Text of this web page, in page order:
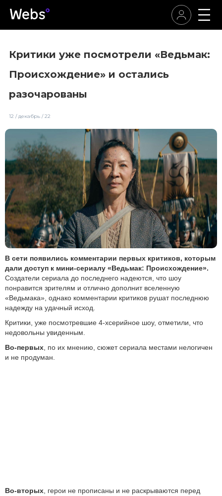
Критики уже посмотрели «Ведьмак:
Происхождение» и остались
разочарованы
12 / декабрь / 22
В сети появились комментарии первых критиков, которым
дали доступ к мини-сериалу «Ведьмак: Происхождение».
Создатели сериала до последнего надеются, что шоу
понравится зрителям и отлично дополнит вселенную
«Ведьмака», однако комментарии критиков рушат последнюю
надежду на удачный исход.
Критики, уже посмотревшие 4-хсерийное шоу, отметили, что
недовольны увиденным.
Во-первых , по их мнению, сюжет сериала местами нелогичен
и не продуман.
Во-вторых, герои не прописаны и не раскрываются перед